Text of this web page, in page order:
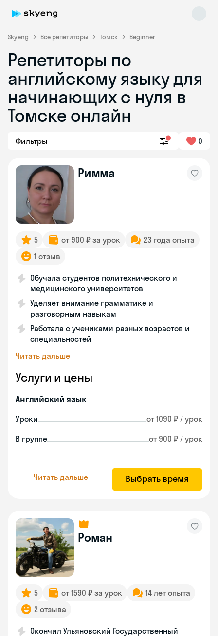
Skyeng Все репетиторы Томск Beginner
Репетиторы по
английскому языку для
начинающих с нуля в
Томске онлайн
Фильтры 0
Римма
5 от 900 ₽ за урок
23 года опыта
1 отзыв
Обучала студентов политехнического и
медицинского университетов
Уделяет внимание грамматике и
разговорным навыкам
Работала с учениками разных возрастов и
специальностей
Читать дальше
Услуги и цены
Английский язык
Уроки от 1090 ₽ / урок
В группе от 900 ₽ / урок
Читать дальше Выбрать время
Роман
5 от 1590 ₽ за урок
14 лет опыта
2 отзыва
Окончил Ульяновский Государственный